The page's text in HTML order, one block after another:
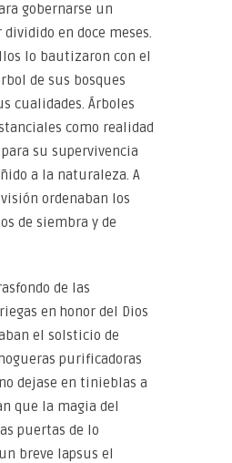
gobernarse un
en doce meses.
lo bautizaron con el
de sus bosques
cualidades. Árboles
como realidad
su supervivencia
a la naturaleza. A
ordenaban los
de siembra y de
de las
en honor del Dios
el solsticio de
purificadoras
dejase en tinieblas a
que la magia del
puertas de lo
breve lapsus el